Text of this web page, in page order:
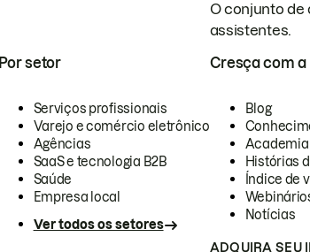
O conjunto de
assistentes.
Por setor
Serviços profissionais
Varejo e comércio eletrônico
Agências
SaaS e tecnologia B2B
Saúde
Empresa local
Ver todos os setores
Cresça com a
Blog
Academia
Histórias
Índice de
Notícias
ADQUIRA SEU